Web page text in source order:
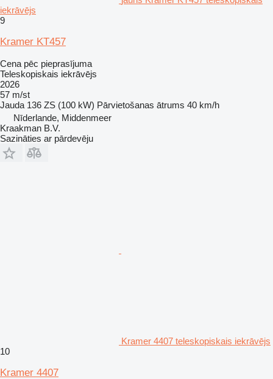
iekrāvējs
9
Kramer KT457
Cena pēc pieprasījuma
Teleskopiskais iekrāvējs
2026
57 m/st
Jauda 136 ZS (100 kW) Pārvietošanas ātrums 40 km/h
Nīderlande, Middenmeer
Kraakman B.V.
Sazināties ar pārdevēju
Kramer 4407 teleskopiskais iekrāvējs
10
Kramer 4407